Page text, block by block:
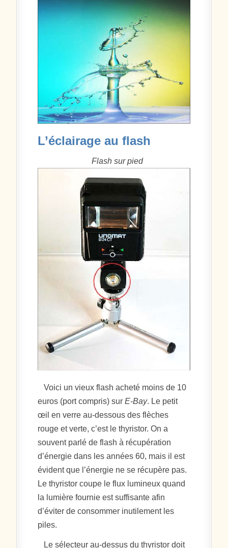
L’éclairage au flash
Flash sur pied
Voici un vieux flash acheté moins de 10
euros (port compris) surE-Bay. Le petit
œil en verre au-dessous des flèches
rouge et verte, c’est le thyristor. On a
souvent parlé de flash à récupération
d’énergie dans les années 60, mais il est
évident que l’énergie ne se récupère pas.
Le thyristor coupe le flux lumineux quand
la lumière fournie est suffisante afin
d’éviter de consommer inutilement les
piles.
Le sélecteur au-dessus du thyristor doit